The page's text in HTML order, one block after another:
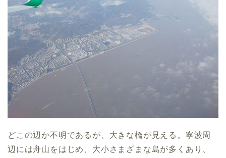
どこの辺か不明であるが、大きな橋が見える。寧波周
辺には舟山をはじめ、大小さまざまな島が多くあり、